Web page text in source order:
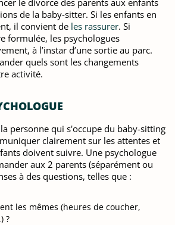
le divorce des parents aux enfants
de la baby-sitter. Si les enfants en
il convient de les rassurer. Si
formulée, les psychologues
à l’instar d’une sortie au parc.
quels sont les changements
activité.
personne qui s'occupe du baby-sitting
clairement sur les attentes et
doivent suivre. Une psychologue
aux 2 parents (séparément ou
à des questions, telles que :
les mêmes (heures de coucher,
?